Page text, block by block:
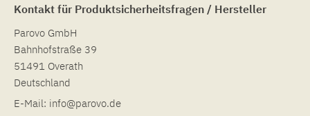
Kontakt für Produktsicherheitsfragen / Hersteller
Parovo GmbH
Bahnhofstraße 39
51491 Overath
Deutschland
E-Mail: info@parovo.de